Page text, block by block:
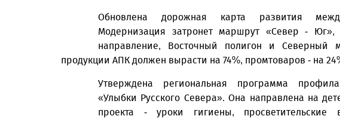
Обновлена дорожная карта развития
Модернизация затронет маршрут «Север - Юг»,
направление, Восточный полигон и Северный
продукции АПК должен вырасти на 74%, промтоваров - на
Утверждена региональная программа
«Улыбки Русского Севера». Она направлена на
проекта - уроки гигиены,